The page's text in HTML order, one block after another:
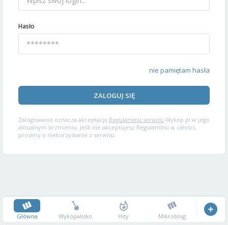
Hasło
nie pamiętam hasła
ZALOGUJ SIĘ
Zalogowanie oznacza akceptację Regulaminu serwisu Wykop.pl w jego
aktualnym brzmieniu. Jeśli nie akceptujesz Regulaminu w całości,
prosimy o niekorzystanie z serwisu.
Główna Wykopalisko Hity Mikroblog